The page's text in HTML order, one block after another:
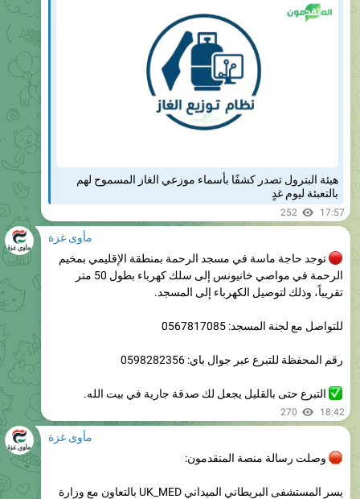
252 17:57
مأوى غزة
توجد حاجة ماسة في مسجد الرحمة بمنطقة الإقليمي بمخيم
الرحمة في مواصي خانيونس إلى سلك كهرباء بطول 50 متر
تقريباً، وذلك لتوصيل الكهرباء إلى المسجد.
للتواصل مع لجنة المسجد: 0567817085
رقم المحفظة للتبرع عبر جوال باي: 0598282356
التبرع حتى بالقليل يجعل لك صدقة جارية في بيت الله.
مأوى غزة
وصلت رسالة منصة المتقدمون:
4/8/2026م.